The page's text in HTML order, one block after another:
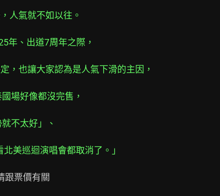
人氣就不如以往。
年、出道7周年之際，
，也讓大家認為是人氣下滑的主因，
場好像都沒完售，
不太好」、
美巡迴演唱會都取消了。」
跟票價有關